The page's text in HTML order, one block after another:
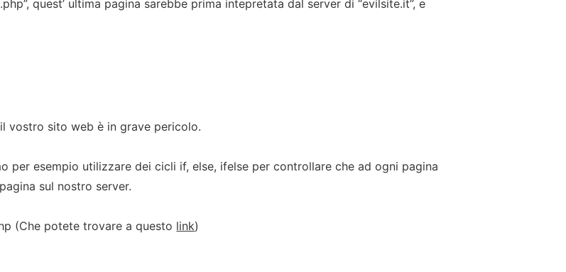
quest’ ultima pagina sarebbe prima intepretata dal server di “evilsite.it”, e
vostro sito web è in grave pericolo.
per esempio utilizzare dei cicli if, else, ifelse per controllare che ad ogni pagina
sul nostro server.
(Che potete trovare a questo link)